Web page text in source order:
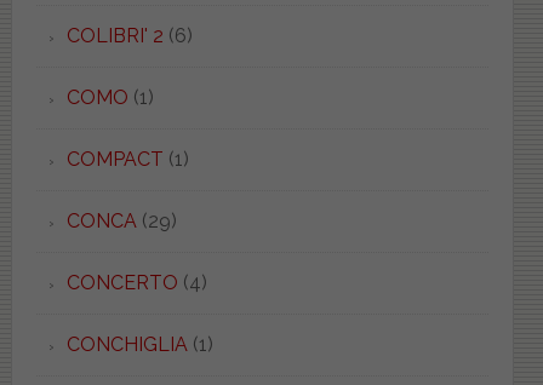
COLIBRI' 2 (6)
COMO (1)
COMPACT (1)
CONCA (29)
CONCERTO (4)
CONCHIGLIA (1)